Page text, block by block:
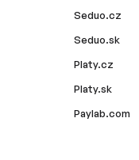
Seduo.cz
Seduo.sk
Platy.cz
Platy.sk
Paylab.com